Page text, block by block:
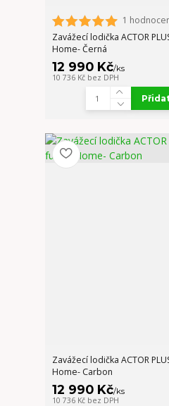
1
Zavážecí lodička ACTOR
Home- Černá
12 990 Kč/ks
10 736 Kč bez DPH
Zavážecí lodička ACTOR
Home- Carbon
12 990 Kč/ks
10 736 Kč bez DPH